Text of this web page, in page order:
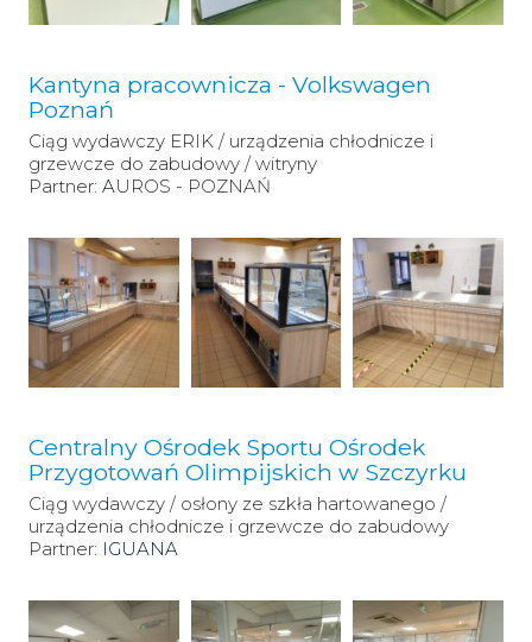
Kantyna pracownicza - Volkswagen
Poznań
Ciąg wydawczy ERIK / urządzenia chłodnicze i
grzewcze do zabudowy / witryny
Partner: AUROS - POZNAŃ
Centralny Ośrodek Sportu Ośrodek
Przygotowań Olimpijskich w Szczyrku
Ciąg wydawczy / osłony ze szkła hartowanego /
urządzenia chłodnicze i grzewcze do zabudowy
Partner: IGUANA